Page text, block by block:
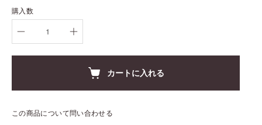
購入数
カートに入れる
この商品について問い合わせる